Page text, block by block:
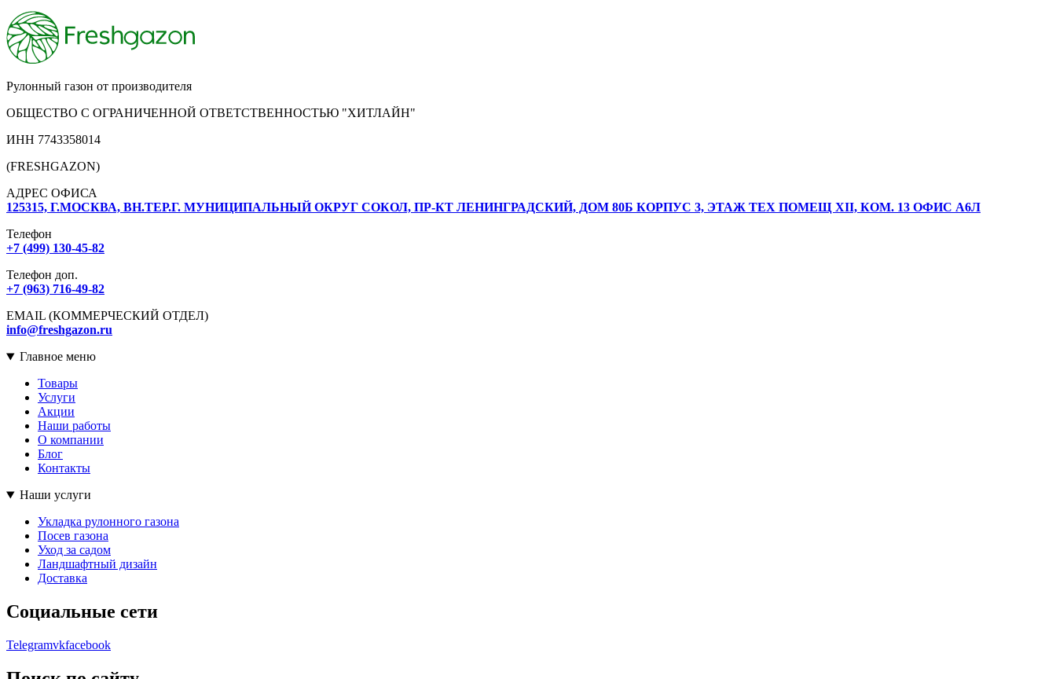
Рулонный газон от производителя
ОБЩЕСТВО С ОГРАНИЧЕННОЙ ОТВЕТСТВЕННОСТЬЮ "ХИТЛАЙН"
ИНН 7743358014
(FRESHGAZON)
АДРЕС ОФИСА
125315, Г.МОСКВА, ВН.ТЕР.Г. МУНИЦИПАЛЬНЫЙ ОКРУГ СОКОЛ, ПР-КТ ЛЕНИНГРАДСКИЙ, ДОМ 80Б КОРПУС 3, ЭТАЖ ТЕХ ПОМЕЩ XII, КОМ. 13 ОФИС А6Л
Телефон
+7 (499) 130-45-82
Телефон доп.
+7 (963) 716-49-82
EMAIL (КОММЕРЧЕСКИЙ ОТДЕЛ)
info@freshgazon.ru
Главное меню
Товары
Услуги
Акции
Наши работы
О компании
Блог
Контакты
Наши услуги
Укладка рулонного газона
Посев газона
Уход за садом
Ландшафтный дизайн
Доставка
Социальные сети
Telegramvkfacebook